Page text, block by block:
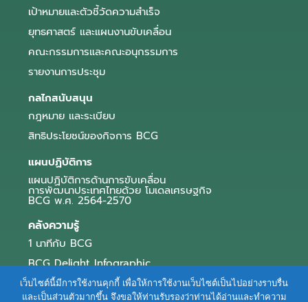
เป้าหมายและตัวชี้วัดความสำเร็จ
ยุทธศาสตร์ และแผนงานขับเคลื่อน
คณะกรรมการและคณะอนุกรรมการ
รายงานการประชุม
กลไกสนับสนุน
กฎหมาย และระเบียบ
สิทธิประโยชน์ของกิจการ BCG
แผนปฏิบัติการ
แผนปฏิบัติการด้านการขับเคลื่อน
การพัฒนาประเทศไทยด้วย โมเดลเศรษฐกิจ
BCG พ.ศ. 2564-2570
คลังความรู้
1 นาทีกับ BCG
BCG Delight Infographic
สื่อประชาสัมพันธ์
เว็บไซต์นี้มีการใช้งานคุกกี้ เพื่อให้การใช้งานเว็บไซต์เป็นไปอย่างราบรื่น
และเป็นส่วนตัวมากขึ้น จึงขอให้ท่านรับรองว่าท่านได้อ่านและทำความ